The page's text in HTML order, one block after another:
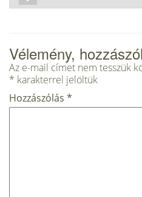
Vélemény,
Az e-mail címet nem tesszük
* karakterrel jelöltük
Hozzászólás *